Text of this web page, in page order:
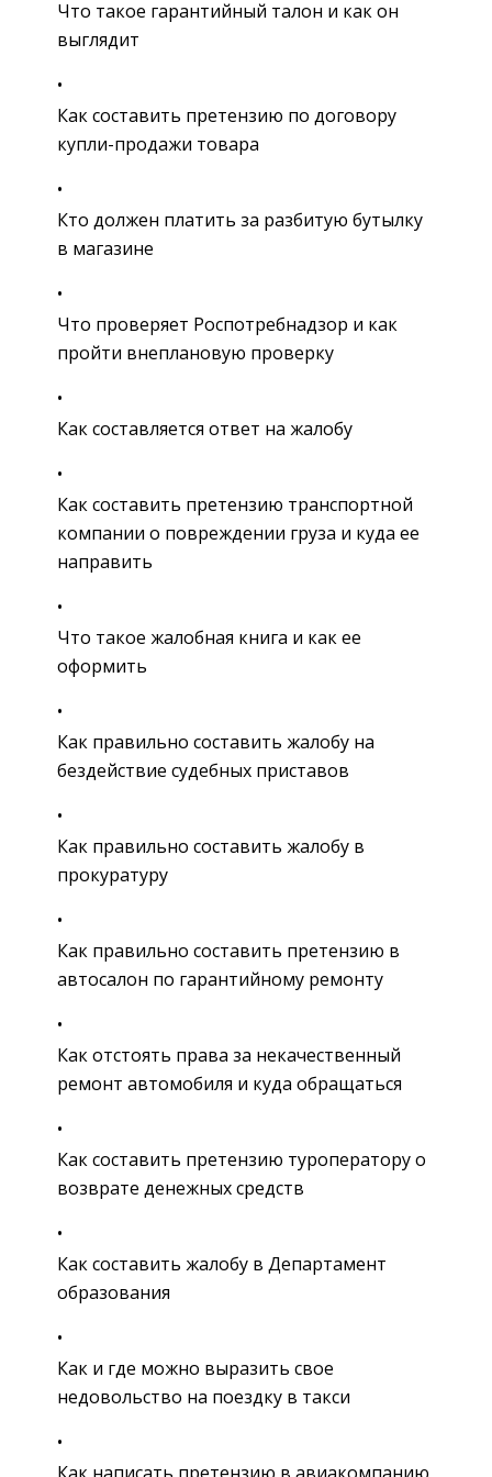
Что такое гарантийный талон и как он
выглядит
Как составить претензию по договору
купли-продажи товара
Кто должен платить за разбитую бутылку
в магазине
Что проверяет Роспотребнадзор и как
пройти внеплановую проверку
Как составляется ответ на жалобу
Как составить претензию транспортной
компании о повреждении груза и куда ее
направить
Что такое жалобная книга и как ее
оформить
Как правильно составить жалобу на
бездействие судебных приставов
Как правильно составить жалобу в
прокуратуру
Как правильно составить претензию в
автосалон по гарантийному ремонту
Как отстоять права за некачественный
ремонт автомобиля и куда обращаться
Как составить претензию туроператору о
возврате денежных средств
Как составить жалобу в Департамент
образования
Как и где можно выразить свое
недовольство на поездку в такси
Как написать претензию в авиакомпанию